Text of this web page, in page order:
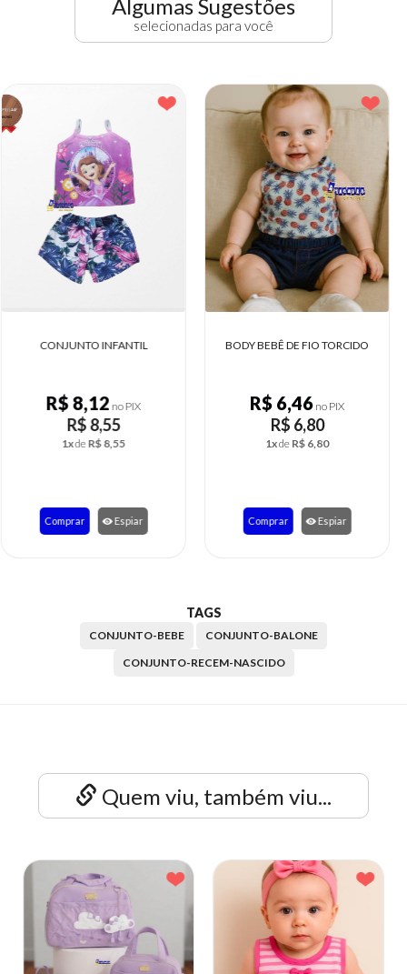
Algumas Sugestões
selecionadas para você
CONJUNTO INFANTIL
R$ 8,12no PIX
R$ 8,55
1xdeR$ 8,55
Comprar Espiar
BODY BEBÊ DE FIO TORCIDO
R$ 6,46no PIX
R$ 6,80
1xdeR$ 6,80
Comprar Espiar
TAGS
CONJUNTO-BEBE
CONJUNTO-BALONE
CONJUNTO-RECEM-NASCIDO
Quem viu, também viu...